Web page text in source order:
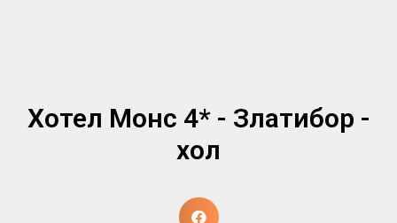
Хотел Монс 4* - Златибор -
хол